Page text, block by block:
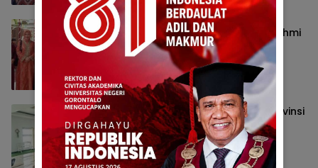
Momentum Idul Fitri, Perkuat Silaturahmi
Hadapi Situasi Ekonomi Saat Ini
April 5, 2025
Pelaksanaan Pilkada Serentak di Provinsi
Gorontalo Berjalan Baik, Aman dan
Lancar
Legislatif Desember 3, 2024